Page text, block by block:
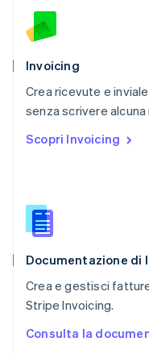
Invoicing
Crea ricevute e
senza scrivere
Scopri Invoicing
Documentazione di
Crea e gestisci
Stripe Invoicing.
Consulta la
English
Portogallo
RAS di Hong Kong,
English
Regno Unito
English
English
English
Slovacchia
Slovenia
Spagna
EspañolEnglish
English Español简体中